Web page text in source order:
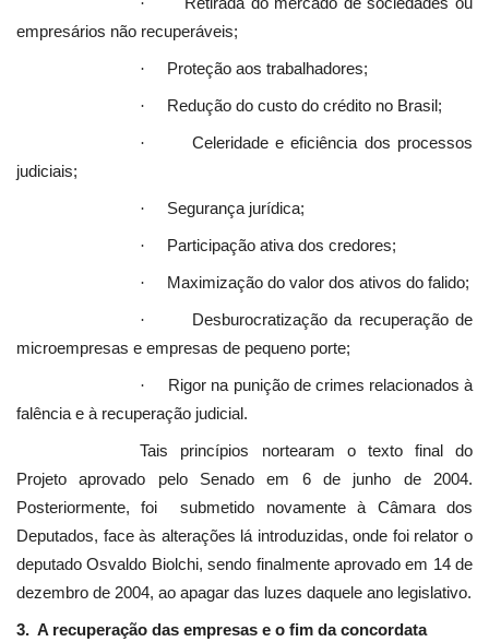
·
empresários não recuperáveis;
· Proteção aos trabalhadores;
· Redução do custo do crédito no Brasil;
·
Celeridade e eficiência dos processos
judiciais;
· Segurança jurídica;
· Participação ativa dos credores;
· Maximização do valor dos ativos do falido;
·
Desburocratização da recuperação de
microempresas e empresas de pequeno porte;
·
Rigor na punição de crimes relacionados à
falência e à recuperação judicial.
Tais princípios nortearam o texto final do
Projeto aprovado pelo Senado em 6 de junho de 2004.
Posteriormente, foi submetido novamente à Câmara dos
Deputados, face às alterações lá introduzidas, onde foi relator o
deputado Osvaldo Biolchi, sendo finalmente aprovado em 14 de
dezembro de 2004, ao apagar das luzes daquele ano legislativo.
3. A recuperação das empresas e o fim da concordata